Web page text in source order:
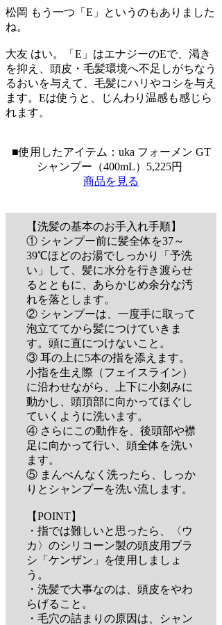
松岡 もう一つ「E」というのもありました
ね。
大友 はい。「E」はエナジーのEで、渇き
を抑え、頭皮・毛髪環境へ不足しがちなう
るおいを与えて、毛髪にハリやコシを与え
ます。Eは使うと、じんわり温感も感じら
れます。
■使用したアイテム：uka フォーメン GT
シャンプー（400mL）5,225円
商品を見る
【洗髪の基本のお手入れ手順】
① シャンプー前に髪全体を37～
39℃ほどのお湯でしっかり「予洗
い」して、髪に水分を行き渡らせ
るとともに、あらかじめ余分な汚
れを落とします。
② シャンプーは、一度手に取って
泡立ててから髪につけていきま
す。頭に直につけないこと。
③ 耳の上に5本の指を添えます。
小指を生え際（フェイスライン）
に沿わせながら、上下に小刻みに
動かし、頭頂部に向かってほぐし
ていくように洗います。
④ さらにこの動作を、後頭部や襟
足に向かって行い、頭全体を洗い
ます。
⑤ まんべんなく洗ったら、しっか
りとシャンプーを洗い流します。
【POINT】
・指では難しいと思ったら、〈ウ
カ〉のシリコーン製の頭皮用ブラ
シ「ケンザン」を使用しましょ
う。
・洗髪で大事なのは、頭皮をやわ
らげること。
・毛穴の詰まりの原因は、シャン